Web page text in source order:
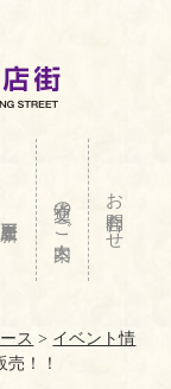
交通のご案内 お問合わせ
ス > イベント情
！！